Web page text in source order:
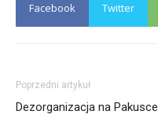
Facebook Twitter
Poprzedni artykuł
Dezorganizacja na Pakusce